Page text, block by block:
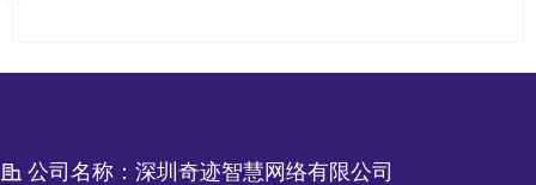
公司名称： 深圳奇迹智慧网络有限公司